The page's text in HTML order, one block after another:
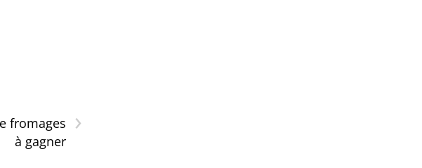
›
fromages
à gagner